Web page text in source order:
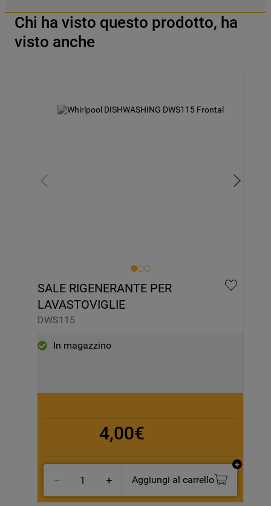
Chi ha visto questo prodotto, ha
visto anche
SALE RIGENERANTE PER
LAVASTOVIGLIE
DWS115
In magazzino
4,00€
＋
－ Aggiungi al carrello